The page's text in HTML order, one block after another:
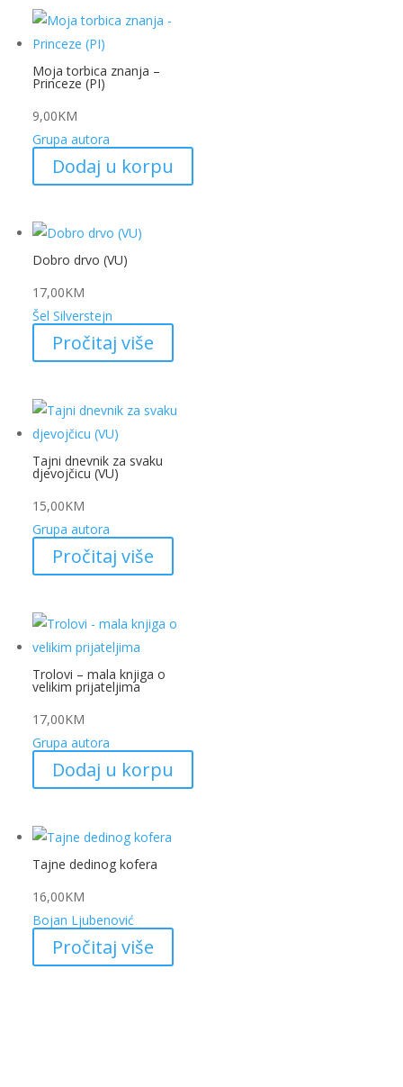
Moja torbica znanja –
Princeze (PI)
9,00KM
Grupa autora
Dodaj u korpu
Dobro drvo (VU)
17,00KM
Šel Silverstejn
Pročitaj više
Tajni dnevnik za svaku
djevojčicu (VU)
15,00KM
Grupa autora
Pročitaj više
Trolovi – mala knjiga o
velikim prijateljima
17,00KM
Grupa autora
Dodaj u korpu
Tajne dedinog kofera
16,00KM
Bojan Ljubenović
Pročitaj više